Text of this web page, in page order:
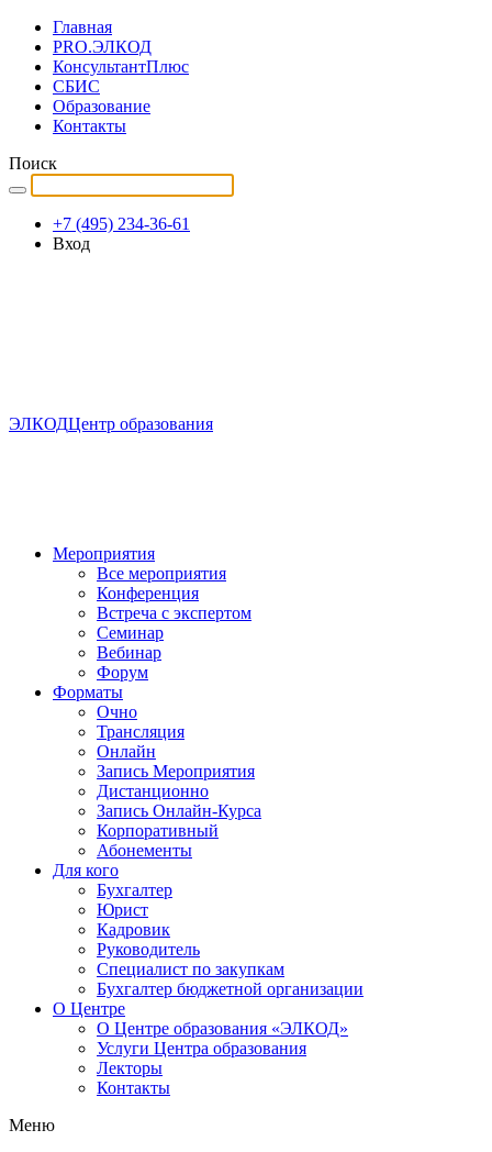
Главная
PRO.ЭЛКОД
КонсультантПлюс
СБИС
Образование
Контакты
Поиск
+7 (495) 234-36-61
Вход
ЭЛКОДЦентр образования
Мероприятия
Все мероприятия
Конференция
Встреча с экспертом
Семинар
Вебинар
Форум
Форматы
Очно
Трансляция
Онлайн
Запись Мероприятия
Дистанционно
Запись Онлайн-Курса
Корпоративный
Абонементы
Для кого
Бухгалтер
Юрист
Кадровик
Руководитель
Специалист по закупкам
Бухгалтер бюджетной организации
О Центре
О Центре образования «ЭЛКОД»
Услуги Центра образования
Лекторы
Контакты
Меню